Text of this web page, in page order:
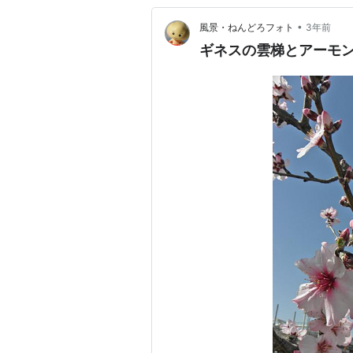
風景・ねんどろフォト • 3年前
ギネスの雲梯とアーモ